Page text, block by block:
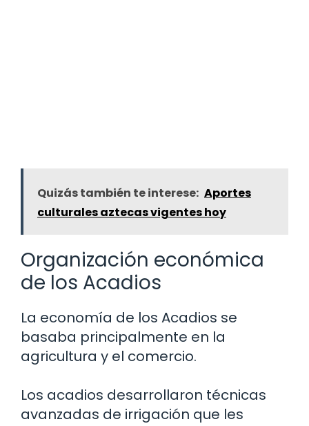
Quizás también te interese: Aportes
culturales aztecas vigentes hoy
Organización económica
de los Acadios
La economía de los Acadios se
basaba principalmente en la
agricultura y el comercio.
Los acadios desarrollaron técnicas
avanzadas de irrigación que les